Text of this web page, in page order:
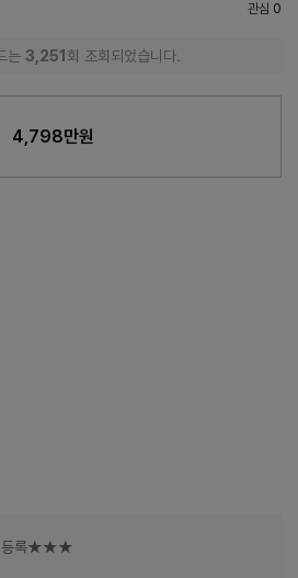
관심 0
는 3,251 회 조회되었습니다.
4,798만원
등록★★★